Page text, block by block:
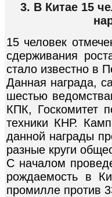
3. В Китае 15
15 человек
сдерживания
стало известно в
Данная награда,
шестью
КПК, Госкомитет
техники КНР.
данной награды
разные круги
С началом
рождаемость в
промилле против